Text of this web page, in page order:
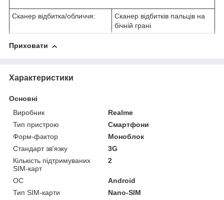
Сканер відбитка/обличчя:
Сканер відбитків пальців на
бічній грані
Приховати
Характеристики
Основні
Виробник
Realme
Тип пристрою
Смартфони
Форм-фактор
Моноблок
Стандарт зв'язку
3G
Кількість підтримуваних
SIM-карт
2
ОС
Android
Тип SIM-карти
Nano-SIM